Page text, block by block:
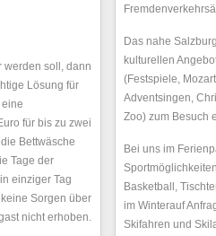
werden soll, dann
Lösung für
für bis zu zwei
Bettwäsche
Tage der
einziger Tag
Sorgen über
nicht erhoben.
Das nahe
kulturellen
(Festspiele,
Adventsingen,
Zoo) zum Besuch
Bei uns im
Basketball,
im Winterauf
Skifahren und